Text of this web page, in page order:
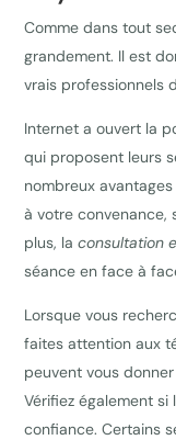
Comme dans tout
grandement. Il est
vrais professionnels
Internet a ouvert la
qui proposent leurs
nombreux
à votre convenance,
plus, laconsultation
séance en face à
Lorsque vous
faites attention aux
peuvent vous
Vérifiez également
confiance. Certains